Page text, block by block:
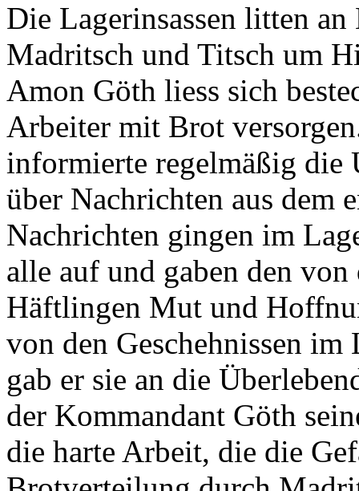
Die Lagerinsassen litten
Madritsch und Titsch um
Amon Göth liess sich
Arbeiter mit Brot
informierte regelmäßig die
über Nachrichten aus dem
Nachrichten gingen im
alle auf und gaben den
Häftlingen Mut und
von den Geschehnissen
gab er sie an die
der Kommandant Göth
die harte Arbeit, die die